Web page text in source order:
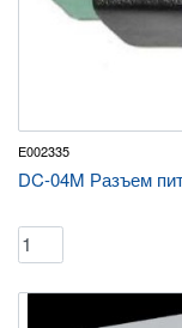
E002335
DC-04M Разъем